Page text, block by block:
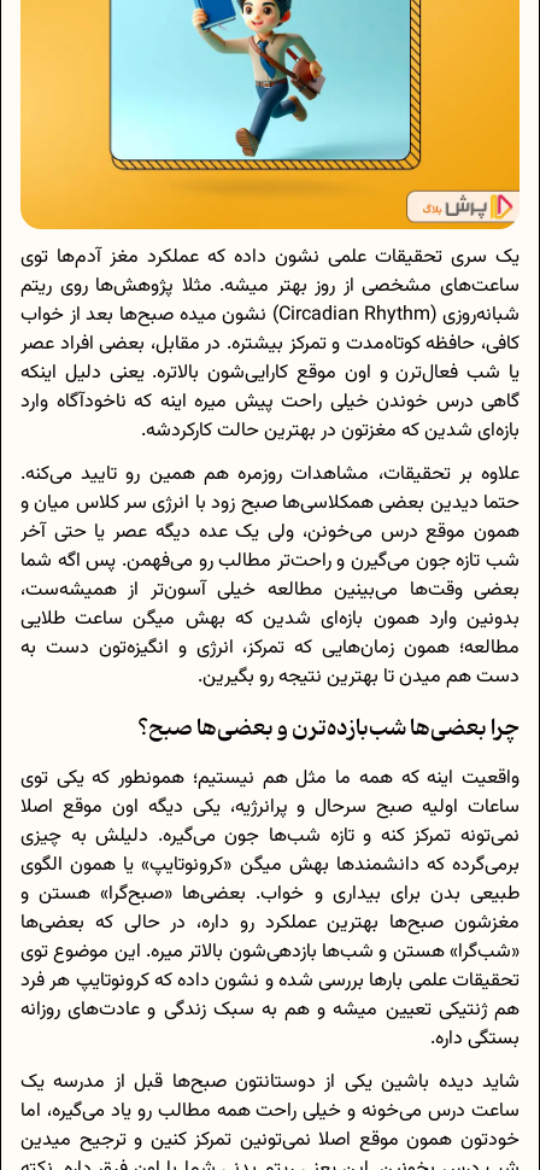
یک سری تحقیقات علمی نشون داده که عملکرد مغز آدم‌ها توی
ساعت‌های مشخصی از روز بهتر میشه. مثلا پژوهش‌ها روی ریتم
شبانه‌روزی (Circadian Rhythm) نشون میده صبح‌ها بعد از خواب
کافی، حافظه کوتاه‌مدت و تمرکز بیشتره. در مقابل، بعضی افراد عصر
یا شب فعال‌ترن و اون موقع کارایی‌شون بالاتره. یعنی دلیل اینکه
گاهی درس خوندن خیلی راحت پیش میره اینه که ناخودآگاه وارد
بازه‌ای شدین که مغزتون در بهترین حالت کارکردشه.
علاوه بر تحقیقات، مشاهدات روزمره هم همین رو تایید می‌کنه.
حتما دیدین بعضی همکلاسی‌ها صبح زود با انرژی سر کلاس میان و
همون موقع درس می‌خونن، ولی یک عده دیگه عصر یا حتی آخر
شب تازه جون می‌گیرن و راحت‌تر مطالب رو می‌فهمن. پس اگه شما
بعضی وقت‌ها می‌بینین مطالعه خیلی آسون‌تر از همیشه‌ست،
بدونین وارد همون بازه‌ای شدین که بهش میگن ساعت طلایی
مطالعه؛ همون زمان‌هایی که تمرکز، انرژی و انگیزه‌تون دست به
دست هم میدن تا بهترین نتیجه رو بگیرین.
چرا بعضی‌ها شب‌بازده‌ترن و بعضی‌ها صبح‌؟
واقعیت اینه که همه ما مثل هم نیستیم؛ همونطور که یکی توی
ساعات اولیه صبح سرحال و پرانرژیه، یکی دیگه اون موقع اصلا
نمی‌تونه تمرکز کنه و تازه شب‌ها جون می‌گیره. دلیلش به چیزی
برمی‌گرده که دانشمندها بهش میگن «کرونوتایپ» یا همون الگوی
طبیعی بدن برای بیداری و خواب. بعضی‌ها «صبح‌گرا» هستن و
مغزشون صبح‌ها بهترین عملکرد رو داره، در حالی که بعضی‌ها
«شب‌گرا» هستن و شب‌ها بازدهی‌شون بالاتر میره. این موضوع توی
تحقیقات علمی بارها بررسی شده و نشون داده که کرونوتایپ هر فرد
هم ژنتیکی تعیین میشه و هم به سبک زندگی و عادت‌های روزانه
بستگی داره.
شاید دیده باشین یکی از دوستانتون صبح‌ها قبل از مدرسه یک
ساعت درس می‌خونه و خیلی راحت همه مطالب رو یاد می‌گیره، اما
خودتون همون موقع اصلا نمی‌تونین تمرکز کنین و ترجیح میدین